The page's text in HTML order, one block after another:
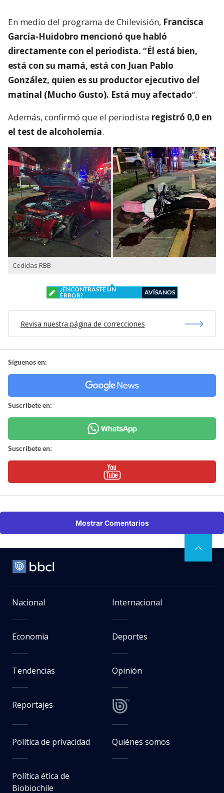
En medio del programa de Chilevisión, Francisca
García-Huidobro mencionó que habló
directamente con el periodista. “Él está bien,
está con su mamá, está con Juan Pablo
González, quien es su productor ejecutivo del
matinal (Mucho Gusto). Está muy afectado”.
Además, confirmó que el periodista registró 0,0 en
el test de alcoholemia.
Cedidas RBB
¿ENCONTRASTE UN
ERROR?
AVÍSANOS
Revisa nuestra página de correcciones
Síguenos en:
Suscríbete en:
Suscríbete en:
Mostrar Comentarios
Nacional Internacional
Economía Deportes
Tendencias Opinión
Reportajes
Política de privacidad Quiénes somos
Política ética de
Biobiochile